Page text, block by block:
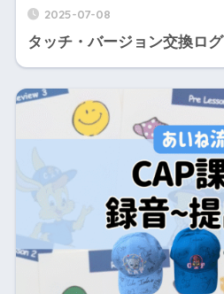
2025-07-08
タッチ・バージョン交換ログ